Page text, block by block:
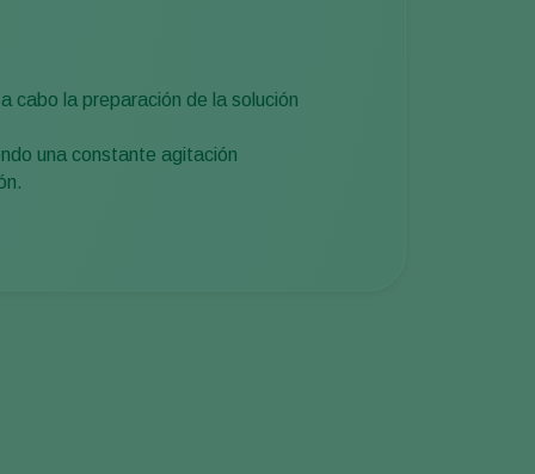
cabo la preparación de la solución
una constante agitación